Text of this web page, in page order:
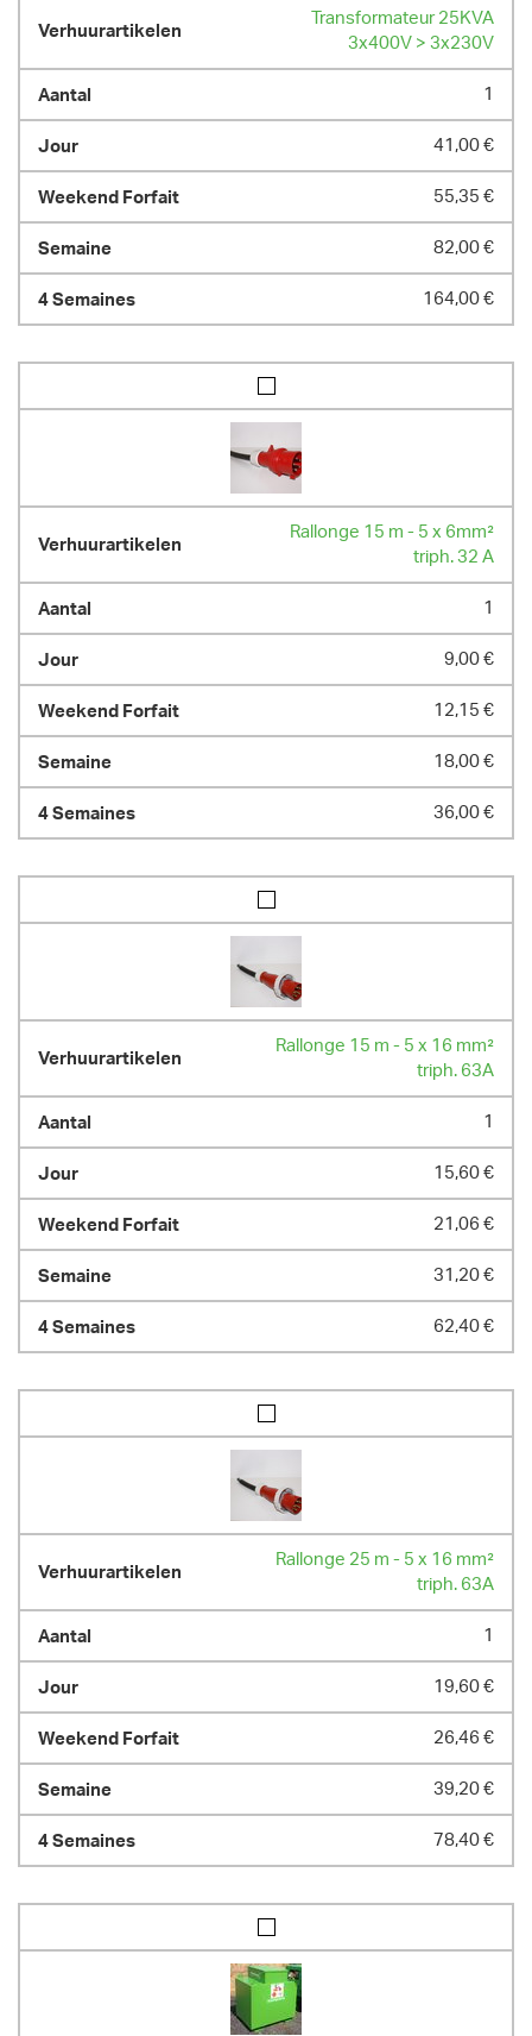
Transformateur 25KVA
3x400V > 3x230V
1
41,00 €
55,35 €
82,00 €
164,00 €
Rallonge 15 m - 5 x 6mm²
triph. 32 A
1
9,00 €
12,15 €
18,00 €
36,00 €
Rallonge 15 m - 5 x 16 mm²
triph. 63A
1
15,60 €
21,06 €
31,20 €
62,40 €
Rallonge 25 m - 5 x 16 mm²
triph. 63A
1
19,60 €
26,46 €
39,20 €
78,40 €